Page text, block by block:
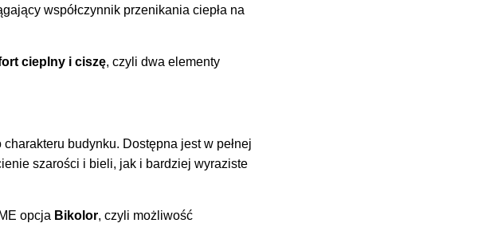
współczynnik przenikania ciepła na
cieplny i ciszę, czyli dwa elementy
budynku. Dostępna jest w pełnej
szarości i bieli, jak i bardziej wyraziste
opcja Bikolor, czyli możliwość